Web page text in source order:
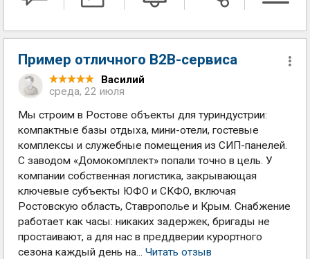
Пример отличного B2B-сервиса
Василий
среда, 22 июля
Мы строим в Ростове объекты для туриндустрии:
компактные базы отдыха, мини-отели, гостевые
комплексы и служебные помещения из СИП-панелей.
С заводом «Домокомплект» попали точно в цель. У
компании собственная логистика, закрывающая
ключевые субъекты ЮФО и СКФО, включая
Ростовскую область, Ставрополье и Крым. Снабжение
работает как часы: никаких задержек, бригады не
простаивают, а для нас в преддверии курортного
сезона каждый день на... Читать отзыв